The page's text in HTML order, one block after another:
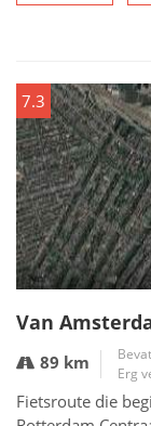
7.3
Van
89 km
Erg
Fietsroute die